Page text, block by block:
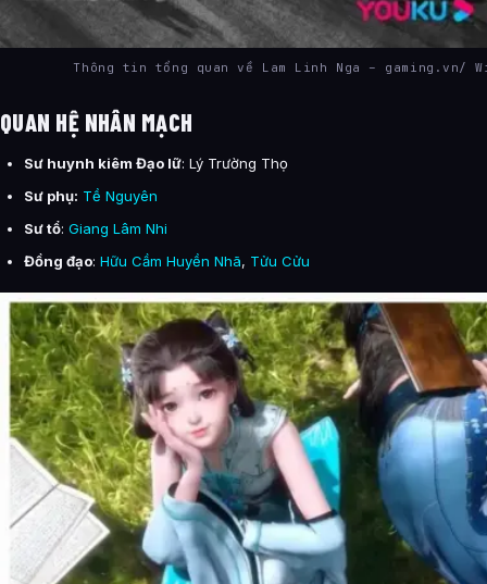
Thông tin tổng quan về Lam Linh Nga – gaming.vn/
QUAN HỆ NHÂN MẠCH
Sư huynh kiêm Đạo lữ: Lý Trường Thọ
Sư phụ: Tề Nguyên
Sư tổ: Giang Lâm Nhi
Đồng đạo: Hữu Cầm Huyền Nhã, Tửu Cửu